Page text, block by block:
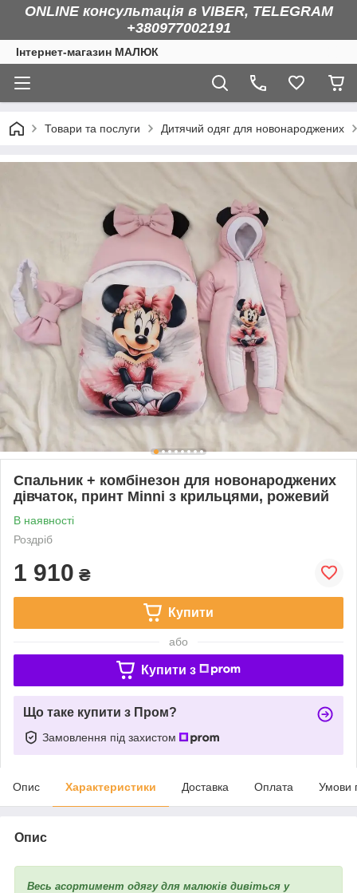
ONLINE консультація в VIBER, TELEGRAM
+380977002191
Інтернет-магазин МАЛЮК
Товари та послуги Дитячий одяг для новонароджених
Спальник + комбінезон для новонароджених
дівчаток, принт Minni з крильцями, рожевий
В наявності
Роздріб
1 910 ₴
Купити
або
Купити з
Що таке купити з Пром?
Замовлення під захистом
Опис Характеристики Доставка Оплата Умови
Опис
Весь асортимент одягу для малюків дивіться у